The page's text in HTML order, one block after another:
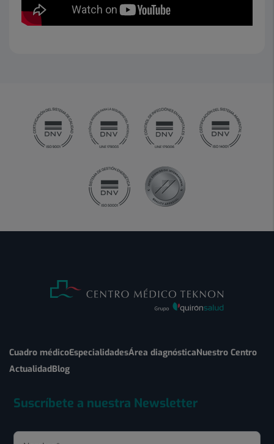
Cuadro médicoEspecialidadesÁrea diagnósticaNuestro Centro
ActualidadBlog
Suscríbete a nuestra Newsletter